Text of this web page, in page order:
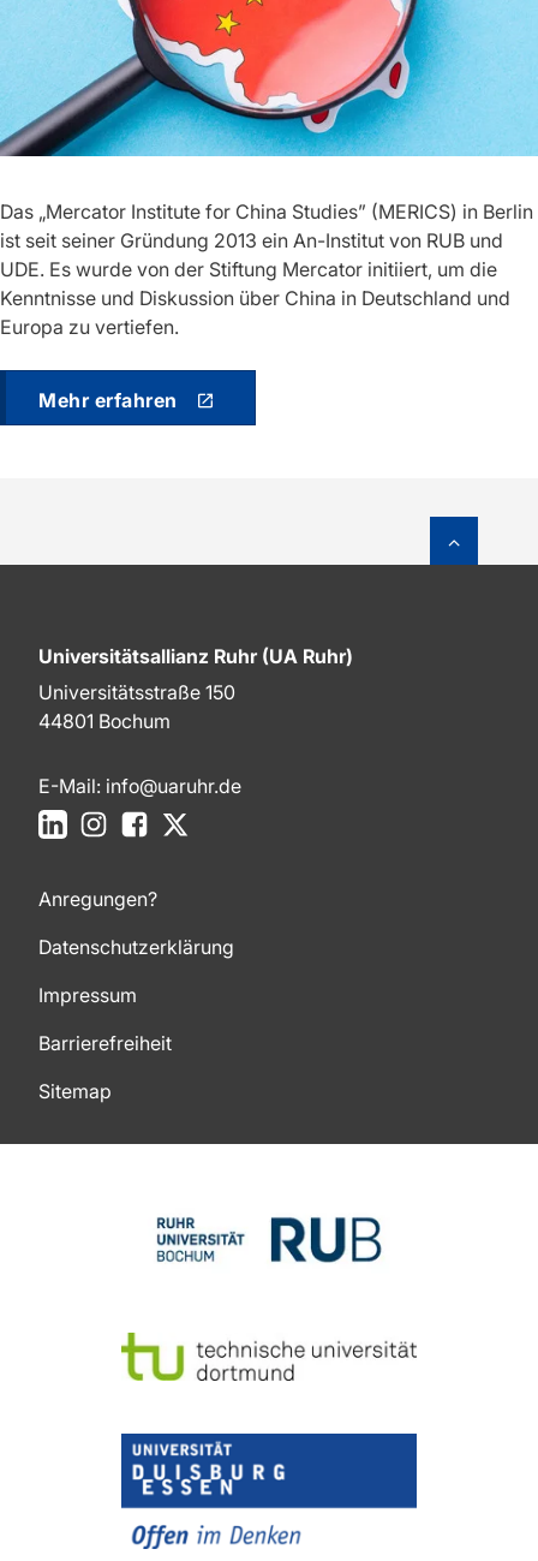
Das „Mercator Institute for China Studies” (MERICS) in Berlin
ist seit seiner Gründung 2013 ein An-Institut von RUB und
UDE. Es wurde von der Stiftung Mercator initiiert, um die
Kenntnisse und Diskussion über China in Deutschland und
Europa zu vertiefen.
Mehr erfahren
Universitätsallianz Ruhr (UA Ruhr)
Universitätsstraße 150
44801 Bochum
E-Mail: info@uaruhr.de
LinkedInInstagramFacebook
Anregungen?
Datenschutzerklärung
Impressum
Barrierefreiheit
Sitemap